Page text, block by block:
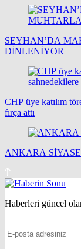
SEYHAN’DA
DİNLENİYOR
CHP üye katılım
fırça attı
ANKARA
Haberleri güncel